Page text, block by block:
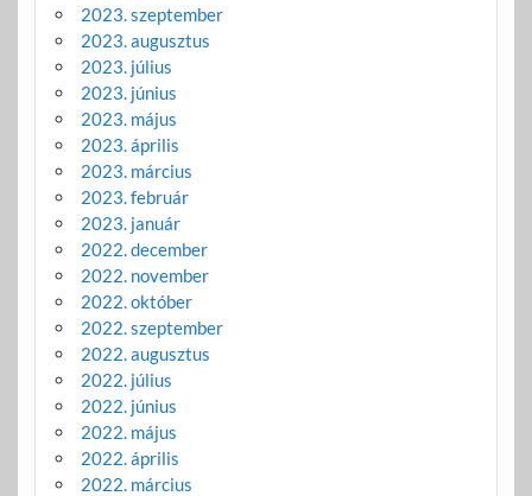
2023. szeptember
2023. augusztus
2023. július
2023. június
2023. május
2023. április
2023. március
2023. február
2023. január
2022. december
2022. november
2022. október
2022. szeptember
2022. augusztus
2022. július
2022. június
2022. május
2022. április
2022. március